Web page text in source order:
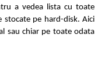
a vedea lista cu toate
stocate pe hard-disk. Aici
sau chiar pe toate odata